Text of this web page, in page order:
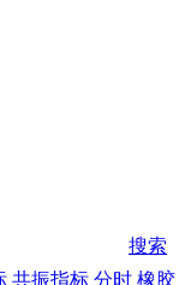
搜索
共振指标 分时 橡胶